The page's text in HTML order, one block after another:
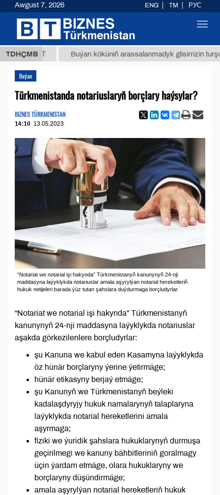
TDHÇMB
ТМТ Buýan köküniň arassalanmadyk glisirrizin turşusy (t.)
Beýan
Türkmenistanda notariuslaryň borçlary haýsylar?
BIZNES TÜRKMENISTAN
14:10 13.05.2023
“Notariat we notarial işi hakynda” Türkmenistanyň kanunynyň 24-nji
maddasyna laýyklykda notariuslar amala aşyrylýan notarial hereketleriň
hukuk netijeleri barada ýüz tutan şahslara duýdurmaga borçludyrlar.
“Notariat we notarial işi hakynda” Türkmenistanyň
kanunynyň 24-nji maddasyna laýyklykda notariuslar
aşakda görkezilenlere borçludyrlar:
şu Kanuna we kabul eden Kasamyna laýyklykda
öz hünär borçlaryny ýerine ýetirmäge;
hünär etikasyny berjaý etmäge;
şu Kanunyň we Türkmenistanyň beýleki
kadalaşdyryjy hukuk namalarynyň talaplaryna
laýyklykda notarial hereketlerini amala
aşyrmaga;
fiziki we ýuridik şahslara hukuklarynyň durmuşa
geçirilmegi we kanuny bähbitleriniň goralmagy
üçin ýardam etmäge, olara hukuklaryny we
borçlaryny düşündirmäge;
amala aşyrylýan notarial hereketleriň hukuk
Awgust 7, 2026 ENG TM РУС